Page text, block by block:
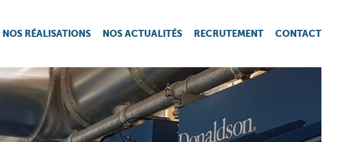
NOS RÉALISATIONS NOS ACTUALITÉS RECRUTEMENT CONTACT